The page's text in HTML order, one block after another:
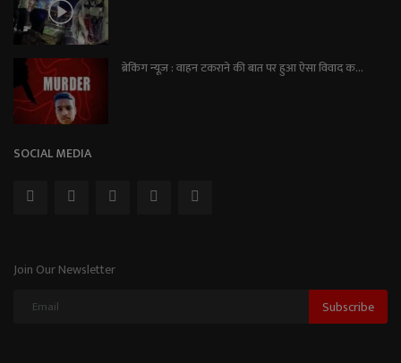
ब्रेकिंग न्यूज़ : वाहन टकराने की बात पर हुआ ऐसा विवाद क...
SOCIAL MEDIA
Join Our Newsletter
Subscribe